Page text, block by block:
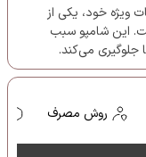
ویژه خود، یکی از
این شامپو سبب
جلوگیری می‌کند.
روش مصرف